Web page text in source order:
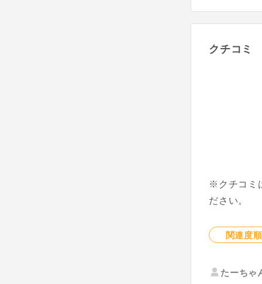
クチコミ
※クチコミ
ださい。
関連度順
たーちゃ